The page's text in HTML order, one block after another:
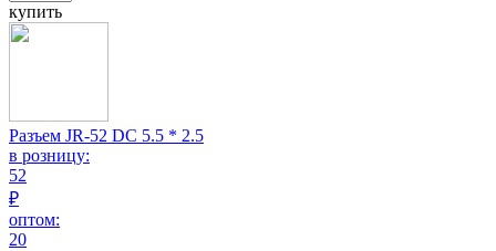
купить
Разъем JR-52 DC 5.5 * 2.5
в розницу:
52
₽
оптом:
20